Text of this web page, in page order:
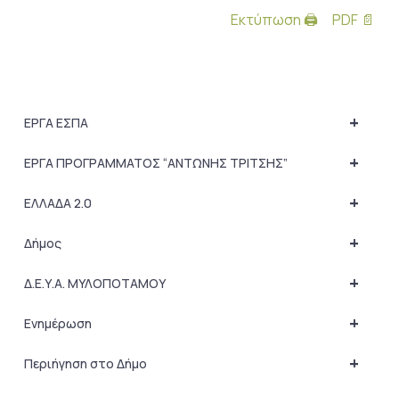
Εκτύπωση 🖨 PDF 📄
+
ΕΡΓΑ ΕΣΠΑ
+
ΕΡΓΑ ΠΡΟΓΡΑΜΜΑΤΟΣ “ΑΝΤΩΝΗΣ ΤΡΙΤΣΗΣ”
+
ΕΛΛΑΔΑ 2.0
+
Δήμος
+
Δ.Ε.Υ.Α. ΜΥΛΟΠΟΤΑΜΟΥ
+
Ενημέρωση
+
Περιήγηση στο Δήμο